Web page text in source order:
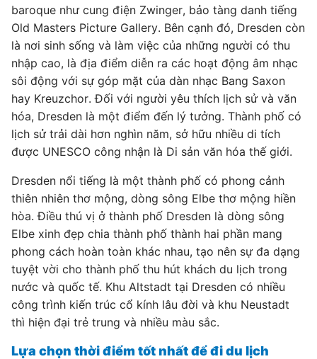
baroque như cung điện Zwinger, bảo tàng danh tiếng
Old Masters Picture Gallery. Bên cạnh đó, Dresden còn
là nơi sinh sống và làm việc của những người có thu
nhập cao, là địa điểm diễn ra các hoạt động âm nhạc
sôi động với sự góp mặt của dàn nhạc Bang Saxon
hay Kreuzchor. Đối với người yêu thích lịch sử và văn
hóa, Dresden là một điểm đến lý tưởng. Thành phố có
lịch sử trải dài hơn nghìn năm, sở hữu nhiều di tích
được UNESCO công nhận là Di sản văn hóa thế giới.
Dresden nổi tiếng là một thành phố có phong cảnh
thiên nhiên thơ mộng, dòng sông Elbe thơ mộng hiền
hòa. Điều thú vị ở thành phố Dresden là dòng sông
Elbe xinh đẹp chia thành phố thành hai phần mang
phong cách hoàn toàn khác nhau, tạo nên sự đa dạng
tuyệt vời cho thành phố thu hút khách du lịch trong
nước và quốc tế. Khu Altstadt tại Dresden có nhiều
công trình kiến ​​trúc cổ kính lâu đời và khu Neustadt
thì hiện đại trẻ trung và nhiều màu sắc.
Lựa chọn thời điểm tốt nhất để đi du lịch